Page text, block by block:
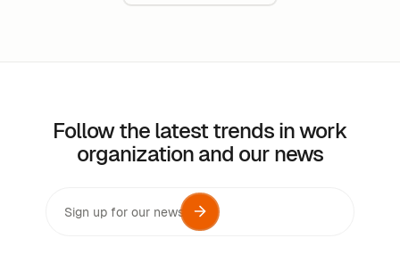
Follow the latest trends in work
organization and our news